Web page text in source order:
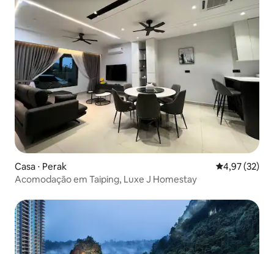
Casa ⋅ Perak 4,97 de uma
4,97 (32)
Acomodação em Taiping, Luxe J Homestay